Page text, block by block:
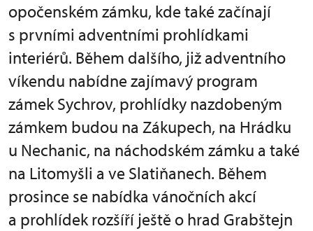
opočenském zámku, kde také začínají
s prvními adventními prohlídkami
interiérů. Během dalšího, již adventního
víkendu nabídne zajímavý program
zámek Sychrov, prohlídky nazdobeným
zámkem budou na Zákupech, na Hrádku
u Nechanic, na náchodském zámku a také
na Litomyšli a ve Slatiňanech. Během
prosince se nabídka vánočních akcí
a prohlídek rozšíří ještě o hrad Grabštejn